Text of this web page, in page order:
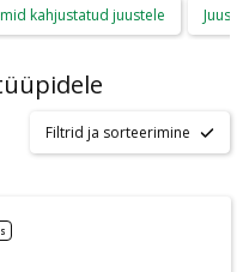
kahjustatud juustele
Filtrid ja sorteerimine